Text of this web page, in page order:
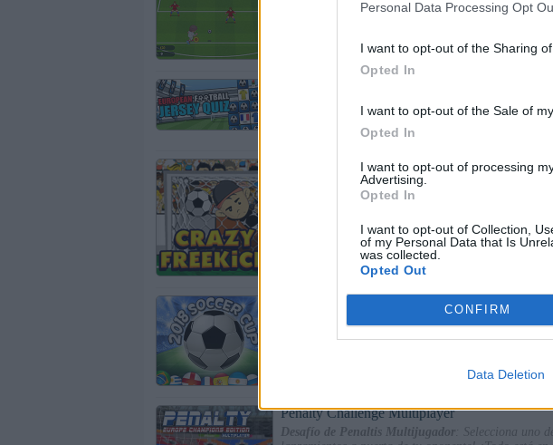
Personal Data Processing Opt
I want to opt-out of the Sharing
Opted In
I want to opt-out of the Sale of
Opted In
I want to opt-out of processing
Advertising.
Opted In
I want to opt-out of Collection,
of my Personal Data that Is
was collected.
Opted Out
CONFIRM
Data Deletion
Elige tu equipo y machaca al oponente con tus
Concurso de camisetas de fútbol europeo: El
varias banderas que debes hacer coincidir con la
Pero al final, el desafío, si lo aceptas, es ser lo
Crazy Freekick Game
Juego loco de tiros a portería
: ¡Elige tu equipo de
dificultad creciente.
Toque Copa de Fútbol 2018: Los treinta y dos
Mundial de Fútbol 2018. ¿Crees que puedes elegir
Penalty Challenge Multiplayer
Desafío de Penaltis Multijugador
: Selecciona uno